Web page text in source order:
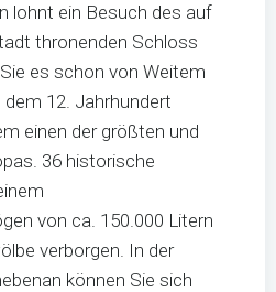
lohnt ein Besuch des auf
thronenden Schloss
es schon von Weitem
12. Jahrhundert
einen der größten und
36 historische
von ca. 150.000 Litern
verborgen. In der
können Sie sich